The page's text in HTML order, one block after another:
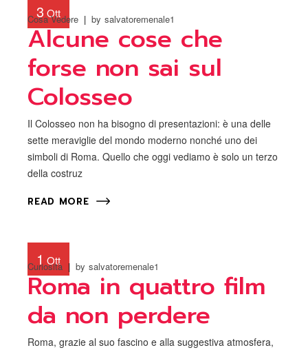
3 Ott
Cosa Vedere by salvatoremenale1
Alcune cose che
forse non sai sul
Colosseo
Il Colosseo non ha bisogno di presentazioni: è una delle
sette meraviglie del mondo moderno nonché uno dei
simboli di Roma. Quello che oggi vediamo è solo un terzo
della costruz
READ MORE
1 Ott
Curiosità by salvatoremenale1
Roma in quattro film
da non perdere
Roma, grazie al suo fascino e alla suggestiva atmosfera,